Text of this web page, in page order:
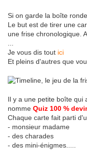
Si on garde la boîte
Le but est de tirer une
une frise chronologique.
Je vous dis tout ici
Et pleins d'autres que
Il y a une petite boîte qui
nomme Quiz 100 %
Chaque carte fait parti
- monsieur madame
- des charades
- des mini-énigmes.....